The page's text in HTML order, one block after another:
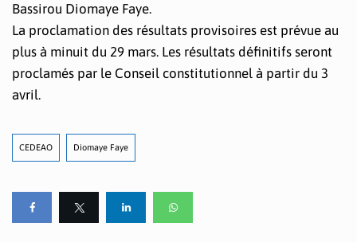
Bassirou Diomaye Faye.
La proclamation des résultats provisoires est prévue au
plus à minuit du 29 mars. Les résultats définitifs seront
proclamés par le Conseil constitutionnel à partir du 3
avril.
CEDEAO Diomaye Faye